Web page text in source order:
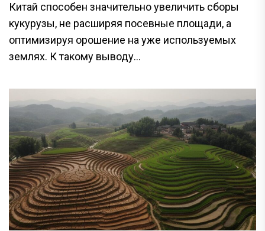
Китай способен значительно увеличить сборы
кукурузы, не расширяя посевные площади, а
оптимизируя орошение на уже используемых
землях. К такому выводу...